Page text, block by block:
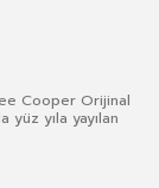
Cooper Orijinal
yıla yayılan